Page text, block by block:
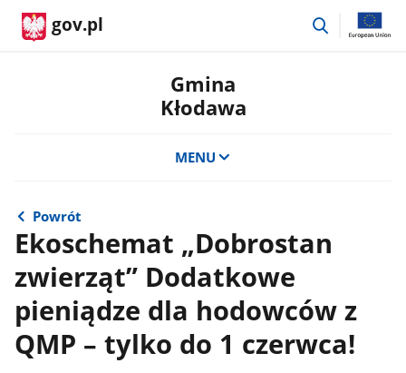
gov.pl
przejdź
Gmina
Kłodawa
MENU
Powrót
Ekoschemat „Dobrostan
zwierząt” Dodatkowe
pieniądze dla hodowców z
QMP – tylko do 1 czerwca!